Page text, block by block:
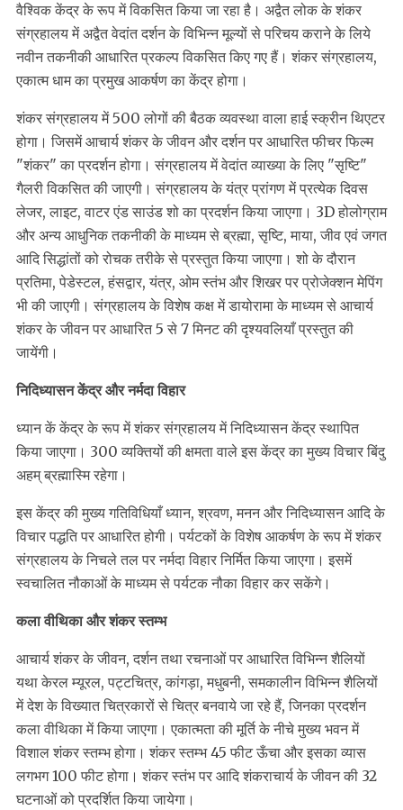
वैश्विक केंद्र के रूप में विकसित किया जा रहा है। अद्वैत लोक के शंकर
संग्रहालय में अद्वैत वेदांत दर्शन के विभिन्न मूल्यों से परिचय कराने के लिये
नवीन तकनीकी आधारित प्रकल्प विकसित किए गए हैं। शंकर संग्रहालय,
एकात्म धाम का प्रमुख आकर्षण का केंद्र होगा।
शंकर संग्रहालय में 500 लोगों की बैठक व्यवस्था वाला हाई स्क्रीन थिएटर
होगा। जिसमें आचार्य शंकर के जीवन और दर्शन पर आधारित फीचर फिल्म
"शंकर" का प्रदर्शन होगा। संग्रहालय में वेदांत व्याख्या के लिए "सृष्टि"
गैलरी विकसित की जाएगी। संग्रहालय के यंत्र प्रांगण में प्रत्येक दिवस
लेजर, लाइट, वाटर एंड साउंड शो का प्रदर्शन किया जाएगा। 3D होलोग्राम
और अन्य आधुनिक तकनीकी के माध्यम से ब्रह्मा, सृष्टि, माया, जीव एवं जगत
आदि सिद्धांतों को रोचक तरीके से प्रस्तुत किया जाएगा। शो के दौरान
प्रतिमा, पेडेस्टल, हंसद्वार, यंत्र, ओम स्तंभ और शिखर पर प्रोजेक्शन मेपिंग
भी की जाएगी। संग्रहालय के विशेष कक्ष में डायोरामा के माध्यम से आचार्य
शंकर के जीवन पर आधारित 5 से 7 मिनट की दृश्यवलियाँ प्रस्तुत की
जायेंगी।
निदिध्यासन केंद्र और नर्मदा विहार
ध्यान कें केंद्र के रूप में शंकर संग्रहालय में निदिध्यासन केंद्र स्थापित
किया जाएगा। 300 व्यक्तियों की क्षमता वाले इस केंद्र का मुख्य विचार बिंदु
अहम् ब्रह्मास्मि रहेगा।
इस केंद्र की मुख्य गतिविधियाँ ध्यान, श्रवण, मनन और निदिध्यासन आदि के
विचार पद्धति पर आधारित होगी। पर्यटकों के विशेष आकर्षण के रूप में शंकर
संग्रहालय के निचले तल पर नर्मदा विहार निर्मित किया जाएगा। इसमें
स्वचालित नौकाओं के माध्यम से पर्यटक नौका विहार कर सकेंगे।
कला वीथिका और शंकर स्तम्भ
आचार्य शंकर के जीवन, दर्शन तथा रचनाओं पर आधारित विभिन्न शैलियों
यथा केरल म्यूरल, पट्टचित्र, कांगड़ा, मधुबनी, समकालीन विभिन्न शैलियों
में देश के विख्यात चित्रकारों से चित्र बनवाये जा रहे हैं, जिनका प्रदर्शन
कला वीथिका में किया जाएगा। एकात्मता की मूर्ति के नीचे मुख्य भवन में
विशाल शंकर स्तम्भ होगा। शंकर स्तम्भ 45 फीट ऊँचा और इसका व्यास
लगभग 100 फीट होगा। शंकर स्तंभ पर आदि शंकराचार्य के जीवन की 32
घटनाओं को प्रदर्शित किया जायेगा।